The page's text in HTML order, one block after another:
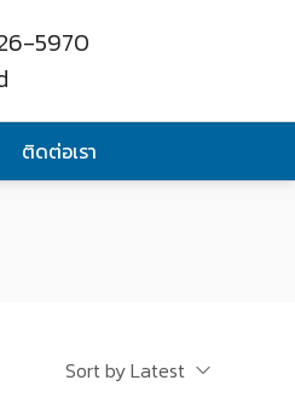
5970
ติดต่อเรา
Sort by Latest